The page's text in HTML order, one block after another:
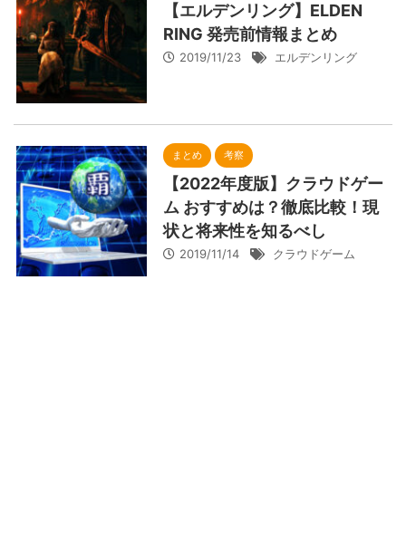
【エルデンリング】ELDEN
RING 発売前情報まとめ
2019/11/23 エルデンリング
まとめ 考察
【2022年度版】クラウドゲー
ム おすすめは？徹底比較！現
状と将来性を知るべし
2019/11/14 クラウドゲーム